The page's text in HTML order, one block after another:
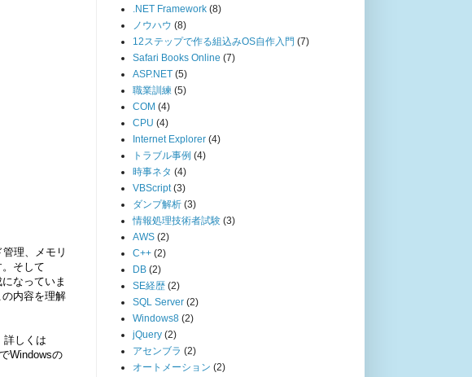
理、メモリ
そして
なっていま
内容を理解
詳しくは
Windowsの
.NET Framework (8)
ノウハウ (8)
12ステップで作る組込みOS自作入門 (7)
Safari Books Online (7)
ASP.NET (5)
職業訓練 (5)
COM (4)
CPU (4)
Internet Explorer (4)
トラブル事例 (4)
時事ネタ (4)
VBScript (3)
ダンプ解析 (3)
情報処理技術者試験 (3)
AWS (2)
C++ (2)
DB (2)
SE経歴 (2)
SQL Server (2)
Windows8 (2)
jQuery (2)
アセンブラ (2)
オートメーション (2)